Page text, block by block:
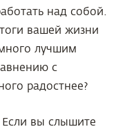
над собой.
вашей жизни
лучшим
с
радостнее?
вы слышите